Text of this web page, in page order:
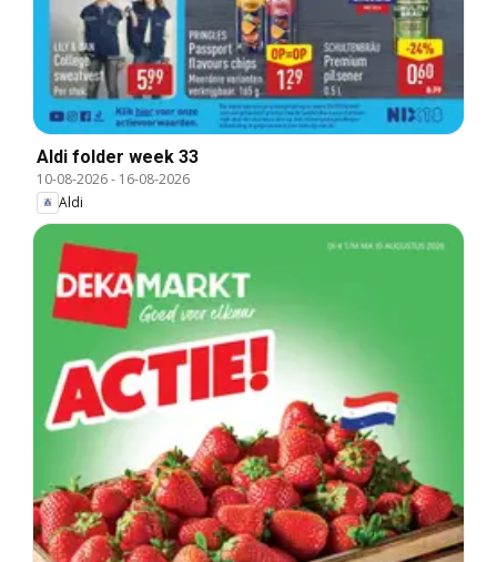
Aldi folder week 33
10-08-2026- 16-08-2026
Aldi